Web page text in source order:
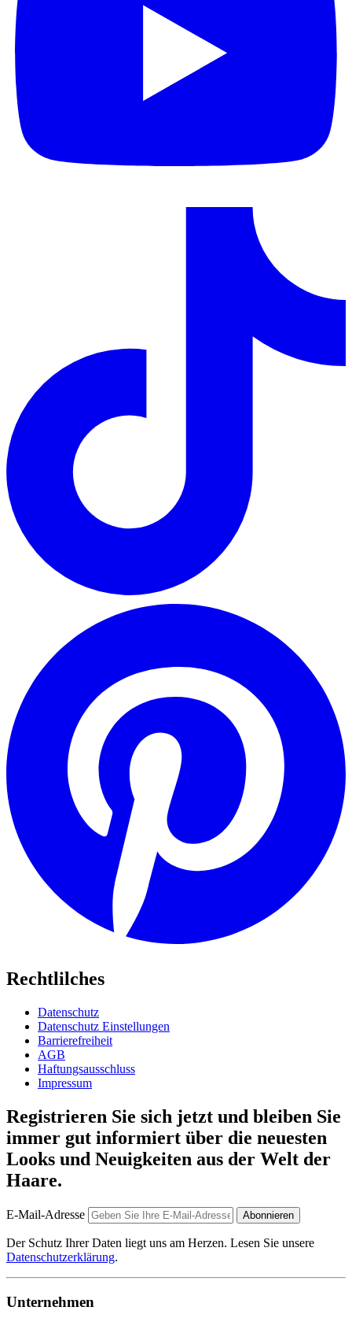
Rechtlilches
Datenschutz
Datenschutz Einstellungen
Barrierefreiheit
AGB
Haftungsausschluss
Impressum
Registrieren Sie sich jetzt und bleiben Sie
immer gut informiert über die neuesten
Looks und Neuigkeiten aus der Welt der
Haare.
E-Mail-Adresse Abonnieren
Der Schutz Ihrer Daten liegt uns am Herzen. Lesen Sie unsere
Datenschutzerklärung.
Unternehmen